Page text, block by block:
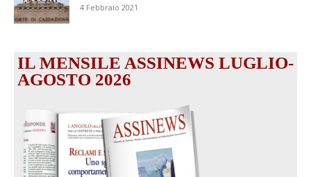
4 Febbraio 2021
IL MENSILE ASSINEWS LUGLIO-
AGOSTO 2026